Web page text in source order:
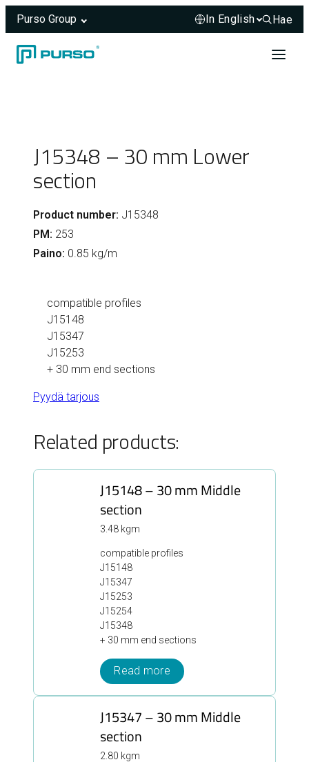
Purso Group
Hae
Hae
J15348 – 30 mm Lower
section
Product number: J15348
PM: 253
Paino: 0.85 kg/m
compatible profiles
J15148
J15347
J15253
+ 30 mm end sections
Pyydä tarjous
Related products:
J15148 – 30 mm Middle
section
3.48 kgm
compatible profiles
J15148
J15347
J15253
J15254
J15348
+ 30 mm end sections
Read more
J15347 – 30 mm Middle
section
2.80 kgm